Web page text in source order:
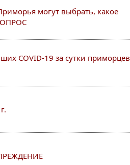
могут выбрать, какое
ОПРОС
COVID-19 за сутки приморцев